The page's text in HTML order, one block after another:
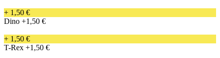
+ 1,50 €
Dino +1,50 €
+ 1,50 €
T-Rex +1,50 €